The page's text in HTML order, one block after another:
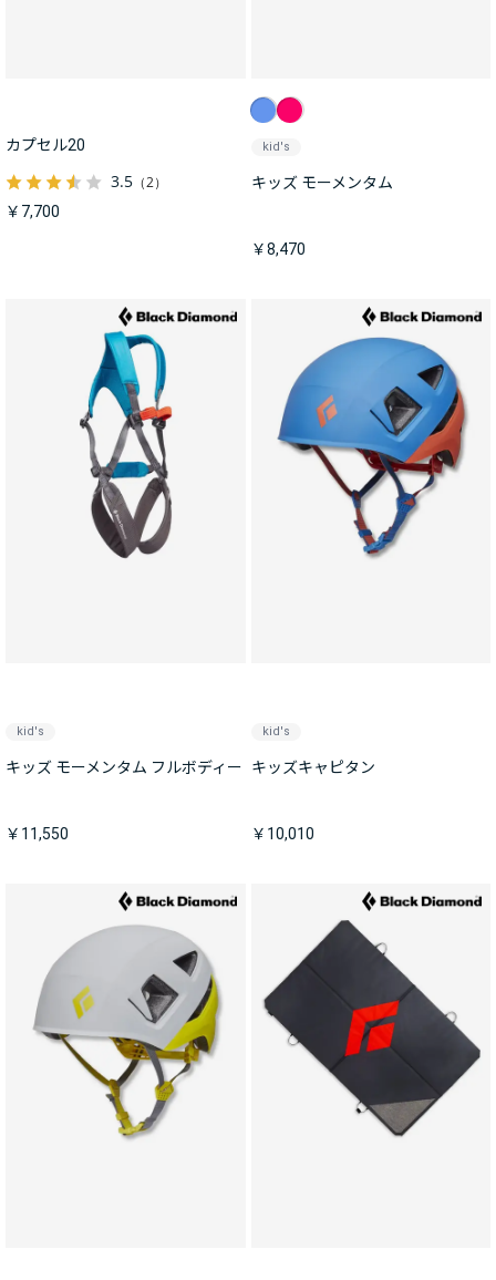
カプセル20
3.5 （2）
￥7,700
kid's
キッズ モーメンタム
￥8,470
kid's
キッズ モーメンタム フルボディー
￥11,550
kid's
キッズキャピタン
￥10,010